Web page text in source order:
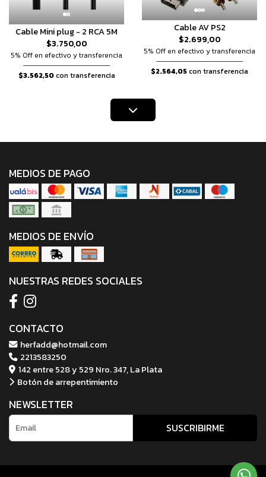
Cable Mini plug - 2 RCA 5M
$3.750,00
5% Off en efectivo y transferencia
$3.562,50con transferencia
Cable AV PS2
$2.699,00
5% Off en efectivo y transferencia
$2.564,05con transferencia
MEDIOS DE PAGO
MEDIOS DE ENVÍO
NUESTRAS REDES SOCIALES
CONTACTO
herfadd@hotmail.com
2213583250
142 entre 528 y 529 Nro. 347, La Plata
Botón de arrepentimiento
NEWSLETTER
SUSCRIBIRME